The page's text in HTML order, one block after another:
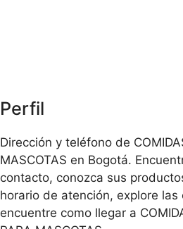
Perfil
Dirección y teléfono de
MASCOTAS en Bogotá.
contacto, conozca sus
horario de atención, explore las
encuentre como llegar a